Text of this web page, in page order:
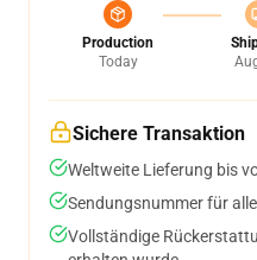
Production
Today
Sichere Transaktion
Weltweite Lieferung bis
Sendungsnummer für
Vollständige